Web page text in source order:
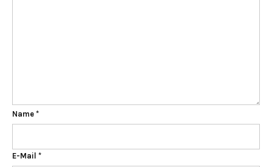
Name *
E-Mail *